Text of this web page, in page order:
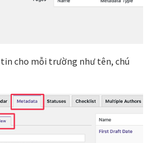
cho mỗi trường như tên, chú